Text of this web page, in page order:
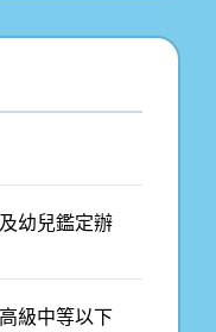
幼兒鑑定辦
級中等以下